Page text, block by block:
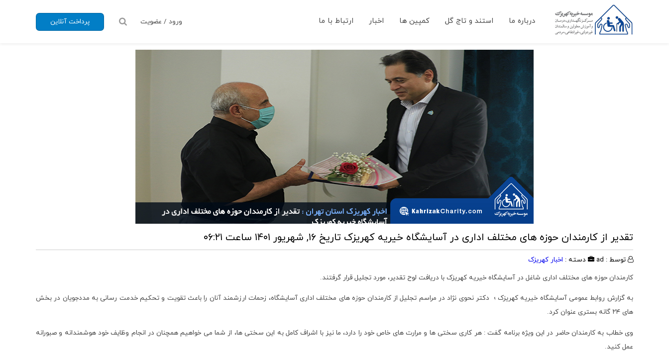
درباره ما استند و تاج گل کمپین ها اخبار ارتباط با ما پرداخت آنلاین ورود / عضویت
تقدیر از کارمندان حوزه های مختلف اداری در آسایشگاه خیریه کهریزک تاریخ ۱۶, شهریور ۱۴۰۱ ساعت ۰۶:۲۱
توسط : ad دسته : اخبار کهریزک
کارمندان حوزه های مختلف اداری شاغل در آسایشگاه خیریه کهریزک با دریافت لوح تقدیر، مورد تجلیل قرار گرفتند.
به گزارش روابط عمومی آسایشگاه خیریه کهریزک ؛ دکتر نحوی نژاد در مراسم تجلیل از کارمندان حوزه های مختلف اداری آسایشگاه، زحمات ارزشمند آنان را باعث تقویت و تحکیم خدمت رسانی به مددجویان در بخش
های ۲۴ گانه بستری عنوان کرد.
وی خطاب به کارمندان حاضر در این ویژه برنامه گفت : هر کاری سختی ها و مرارت های خاص خود را دارد، ما نیز با اشراف کامل به این سختی ها، از شما می خواهیم همچنان در انجام وظایف خود هوشمندانه و صبورانه
عمل کنید.